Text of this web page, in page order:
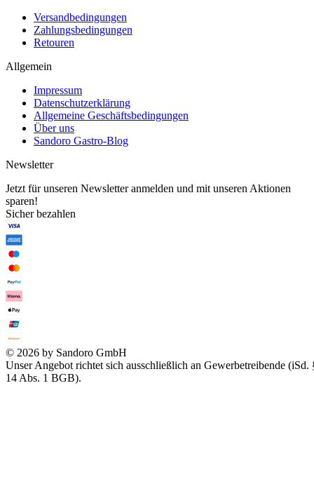
Versandbedingungen
Zahlungsbedingungen
Retouren
Allgemein
Impressum
Datenschutzerklärung
Allgemeine Geschäftsbedingungen
Über uns
Sandoro Gastro-Blog
Newsletter
Jetzt für unseren Newsletter anmelden und mit unseren Aktionen
sparen!
Sicher bezahlen
© 2026 by Sandoro GmbH
Unser Angebot richtet sich ausschließlich an Gewerbetreibende (iSd.
14 Abs. 1 BGB).